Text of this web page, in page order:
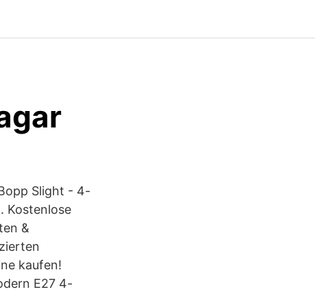
Slight - 4-
Kostenlose
&
kaufen!
E27 4-